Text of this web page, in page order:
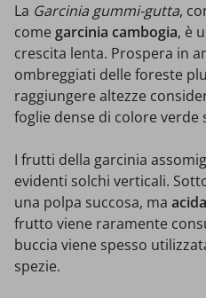
La Garcinia gummi-gutta,
come garcinia cambogia, è
crescita lenta. Prospera in
ombreggiati delle foreste
raggiungere altezze
foglie dense di colore verde
I frutti della garcinia
evidenti solchi verticali.
una polpa succosa, ma
frutto viene raramente
buccia viene spesso
spezie.